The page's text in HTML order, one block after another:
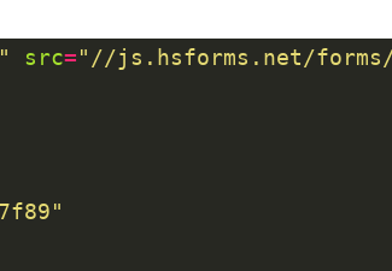
src="//js.hsforms.net/forms/